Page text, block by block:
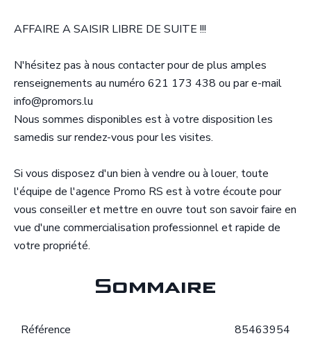
AFFAIRE A SAISIR LIBRE DE SUITE !!!
N'hésitez pas à nous contacter pour de plus amples
renseignements au numéro 621 173 438 ou par e-mail
info@promors.lu
Nous sommes disponibles est à votre disposition les
samedis sur rendez-vous pour les visites.
Si vous disposez d'un bien à vendre ou à louer, toute
l'équipe de l'agence Promo RS est à votre écoute pour
vous conseiller et mettre en ouvre tout son savoir faire en
vue d'une commercialisation professionnel et rapide de
votre propriété.
Sommaire
Référence 85463954